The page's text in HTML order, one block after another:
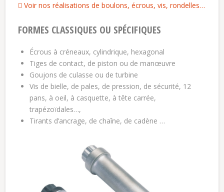
Voir nos réalisations de boulons, écrous, vis, rondelles…
FORMES CLASSIQUES OU SPÉCIFIQUES
Écrous à créneaux, cylindrique, hexagonal
Tiges de contact, de piston ou de manœuvre
Goujons de culasse ou de turbine
Vis de bielle, de pales, de pression, de sécurité, 12
pans, à oeil, à casquette, à tête carrée,
trapézoïdales…,
Tirants d’ancrage, de chaîne, de cadène …